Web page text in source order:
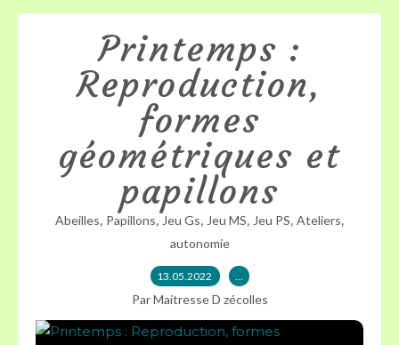
Printemps :
Reproduction,
formes
géométriques et
papillons
Abeilles, Papillons, Jeu Gs, Jeu MS, Jeu PS, Ateliers,
autonomie
13.05.2022 …
Par Maitresse D zécolles